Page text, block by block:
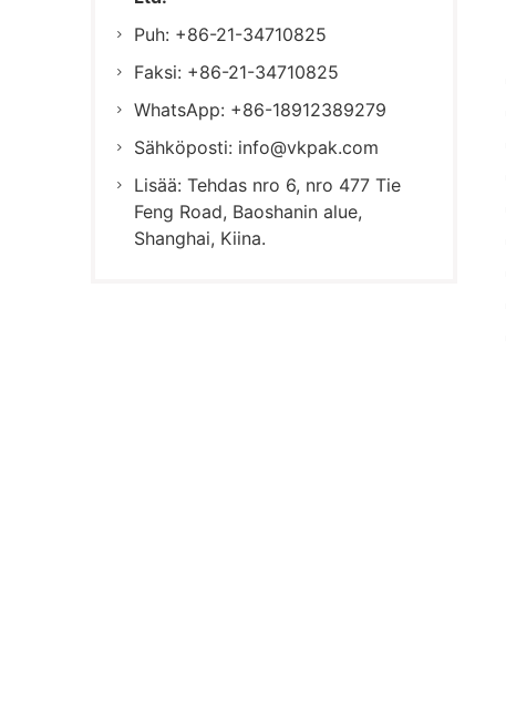
Puh: +86-21-34710825
Faksi: +86-21-34710825
WhatsApp: +86-18912389279
Sähköposti: info@vkpak.com
Lisää: Tehdas nro 6, nro 477 Tie
Feng Road, Baoshanin alue,
Shanghai, Kiina.